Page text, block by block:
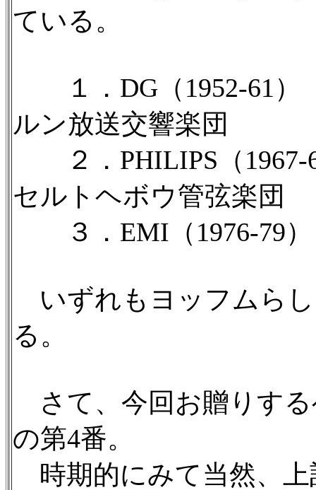
ている。
１．DG（1952-61）
ルン放送交響楽団
２．PHILIPS（1967-
セルトヘボウ管弦楽団
３．EMI（1976-79
いずれもヨッフムら
る。
さて、今回お贈りする
の第4番。
時期的にみて当然、上